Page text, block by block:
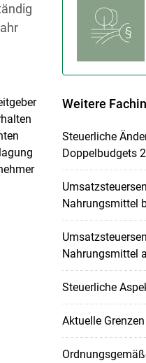
Weitere
Steuerliche
Doppelbudgets
Nahrungsmittel
Nahrungsmittel
Steuerliche
Aktuelle